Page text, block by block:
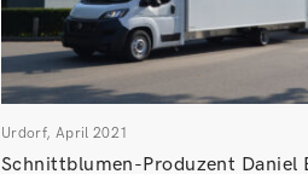
Urdorf, April 2021
Schnittblumen-Produzent Daniel